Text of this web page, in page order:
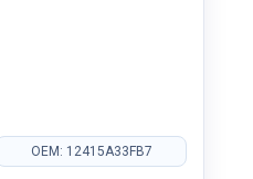
OEM: 12415A33FB7